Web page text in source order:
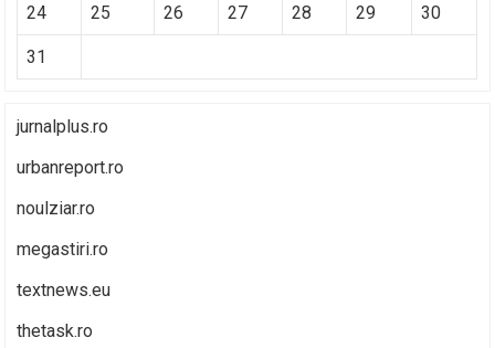
24 25 26 27 28 29 30
31
jurnalplus.ro
urbanreport.ro
noulziar.ro
megastiri.ro
textnews.eu
thetask.ro